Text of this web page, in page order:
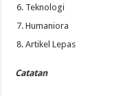
Teknologi
Humaniora
Artikel Lepas
Catatan